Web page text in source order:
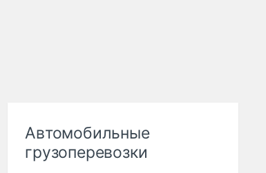
Автомобильные
грузоперевозки